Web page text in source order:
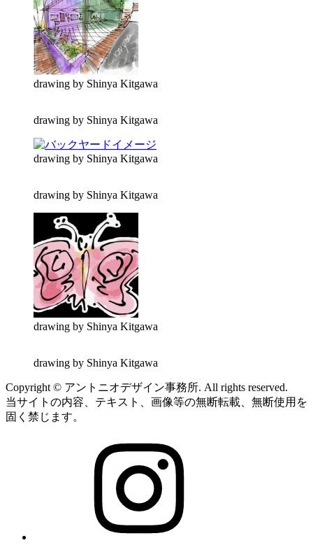
drawing by Shinya Kitgawa
drawing by Shinya Kitgawa
drawing by Shinya Kitgawa
drawing by Shinya Kitgawa
drawing by Shinya Kitgawa
drawing by Shinya Kitgawa
Copyright © アントニオデザイン事務所. All rights reserved.
当サイトの内容、テキスト、画像等の無断転載、無断使用を
固く禁じます。